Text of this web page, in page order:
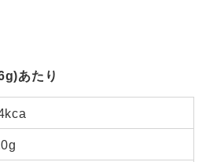
あたり